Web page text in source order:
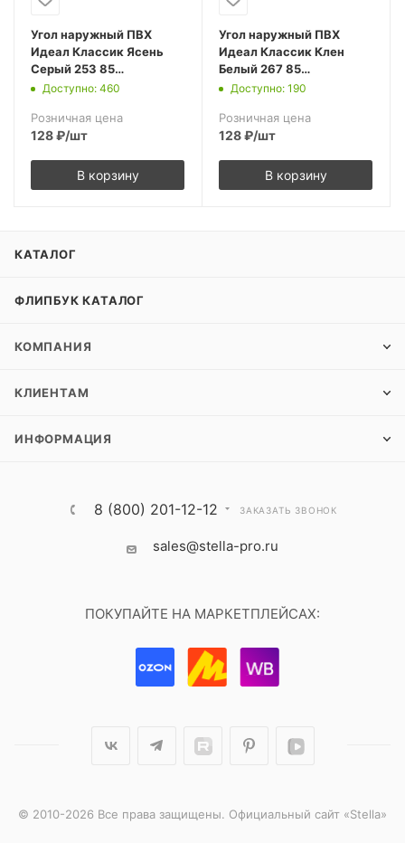
Угол наружный ПВХ
Идеал Классик Ясень
Серый 253 85
(10шт.упак.)
Доступно: 460
Розничная цена
128₽/шт
В корзину
Угол наружный ПВХ
Идеал Классик Клен
Белый 267 85
(10шт.упак.)
Доступно: 190
Розничная цена
128₽/шт
В корзину
КАТАЛОГ
ФЛИПБУК КАТАЛОГ
КОМПАНИЯ
КЛИЕНТАМ
ИНФОРМАЦИЯ
8 (800) 201-12-12 ЗАКАЗАТЬ ЗВОНОК
sales@stella-pro.ru
ПОКУПАЙТЕ НА МАРКЕТПЛЕЙСАХ:
© 2010-2026 Все права защищены. Официальный сайт «Stella»